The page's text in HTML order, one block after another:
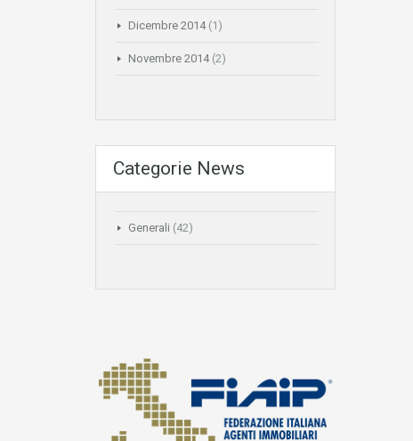
Dicembre 2014(1)
Novembre 2014(2)
Categorie News
Generali (42)